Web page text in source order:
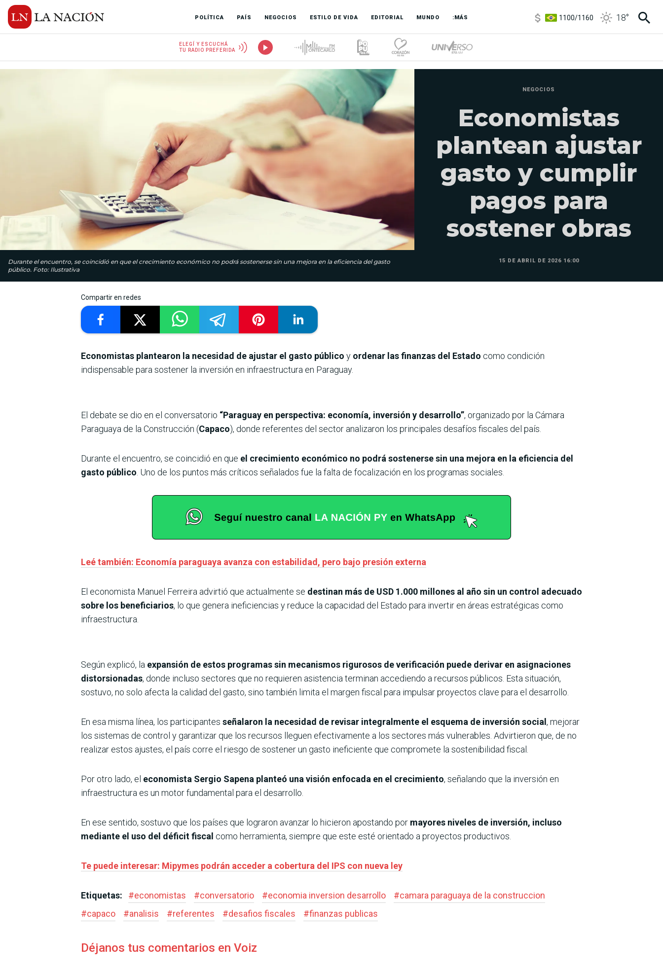
POLÍTICA PAÍS NEGOCIOS ESTILO DE VIDA EDITORIAL MUNDO :MÁS
3,8/4
18°
ELEGÍ Y ESCUCHÁ
TU RADIO PREFERIDA
Durante el encuentro, se coincidió en que el crecimiento económico no podrá sostenerse sin una mejora en la eficiencia del gasto
público. Foto: Ilustrativa
NEGOCIOS
Economistas
plantean ajustar
gasto y cumplir
pagos para
sostener obras
15 DE ABRIL DE 2026 16:00
Compartir en redes
Economistas plantearon la necesidad de ajustar el gasto público y ordenar las finanzas del Estado como condición
indispensable para sostener la inversión en infraestructura en Paraguay.
El debate se dio en el conversatorio “Paraguay en perspectiva: economía, inversión y desarrollo”, organizado por la Cámara
Paraguaya de la Construcción (Capaco), donde referentes del sector analizaron los principales desafíos fiscales del país.
Durante el encuentro, se coincidió en que el crecimiento económico no podrá sostenerse sin una mejora en la eficiencia del
gasto público . Uno de los puntos más críticos señalados fue la falta de focalización en los programas sociales.
Leé también: Economía paraguaya avanza con estabilidad, pero bajo presión externa
El economista Manuel Ferreira advirtió que actualmente se destinan más de USD 1.000 millones al año sin un control adecuado
sobre los beneficiarios, lo que genera ineficiencias y reduce la capacidad del Estado para invertir en áreas estratégicas como
infraestructura.
Según explicó, la expansión de estos programas sin mecanismos rigurosos de verificación puede derivar en asignaciones
distorsionadas, donde incluso sectores que no requieren asistencia terminan accediendo a recursos públicos. Esta situación,
sostuvo, no solo afecta la calidad del gasto, sino también limita el margen fiscal para impulsar proyectos clave para el desarrollo.
En esa misma línea, los participantes señalaron la necesidad de revisar integralmente el esquema de inversión social, mejorar
los sistemas de control y garantizar que los recursos lleguen efectivamente a los sectores más vulnerables. Advirtieron que, de no
realizar estos ajustes, el país corre el riesgo de sostener un gasto ineficiente que compromete la sostenibilidad fiscal.
Por otro lado, el economista Sergio Sapena planteó una visión enfocada en el crecimiento, señalando que la inversión en
infraestructura es un motor fundamental para el desarrollo.
En ese sentido, sostuvo que los países que lograron avanzar lo hicieron apostando por mayores niveles de inversión, incluso
mediante el uso del déficit fiscal como herramienta, siempre que este esté orientado a proyectos productivos.
Te puede interesar: Mipymes podrán acceder a cobertura del IPS con nueva ley
Etiquetas: #economistas #conversatorio #economia inversion desarrollo #camara paraguaya de la construccion
#capaco #analisis #referentes #desafios fiscales #finanzas publicas
Déjanos tus comentarios en Voiz